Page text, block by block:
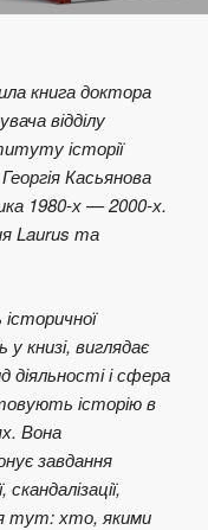
книга доктора
відділу
історії
Касьянова
1980-х — 2000-х.
Laurus та
книзі, виглядає
і сфера
історію в
Вона
завдання
скандалізації,
тут: хто, якими